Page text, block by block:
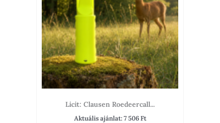
Licit: Clausen Roedeercall...
Aktuális ajánlat:7 506Ft